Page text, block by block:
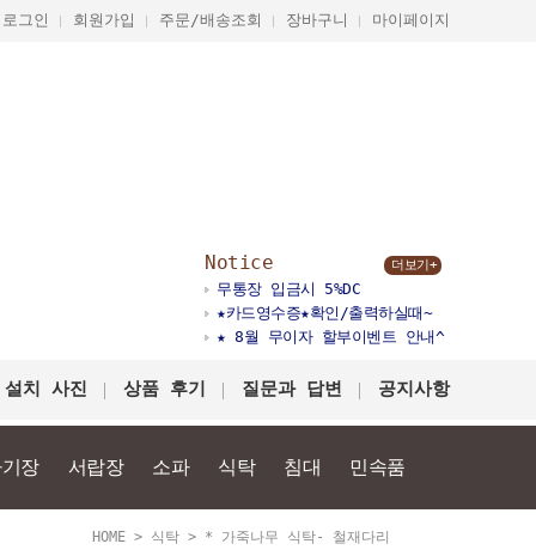
로그인 회원가입 주문/배송조회 장바구니 마이페이지
Notice 더보기+
무통장 입금시 5%DC
★카드영수증★확인/출력하실때~
★ 8월 무이자 할부이벤트 안내^
치 사진 상품 후기 질문과 답변 공지사항
장 서랍장 소파 식탁 침대 민속품
HOME > 식탁 > * 가죽나무 식탁- 철재다리